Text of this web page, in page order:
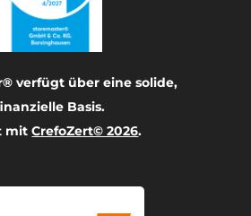
verfügt über eine solide,
Basis.
mitCrefoZert© 2026.